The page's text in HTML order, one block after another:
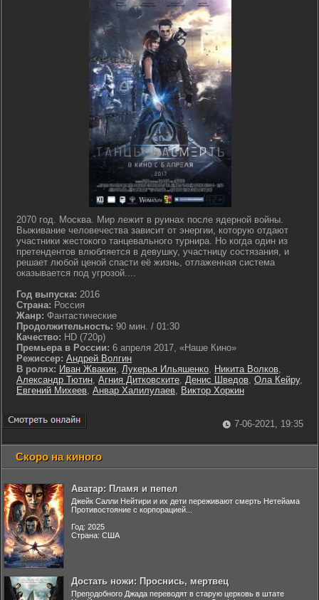
2070 год. Москва. Мир лежит в руинах после ядерной войны.
Выживание человечества зависит от энергии, которую отдают
участники жестокого танцевального турнира. Но когда один из
претендентов влюбляется в девушку, участницу состязания, и
решает любой ценой спасти её жизнь, отлаженная система
оказывается под угрозой....
Год выпуска: 2016
Страна: Россия
Жанр: Фантастические
Продолжительность: 90 мин. / 01:30
Качество: HD (720p)
Премьера в России: 6 апреля 2017, «Наше Кино»
Режиссер: Андрей Волгин
В ролях: Иван Жвакин, Лукерья Ильяшенко, Никита Волков,
Александр Тютин, Агния Дитковските, Денис Шведов, Ола Кейру,
Евгений Михеев, Анвар Халилулаев, Виктор Хоркин
7-06-2021, 19:35
Скоро на киного
Аватар: Пламя и пепел
Джейк Салли Нейтири и их дети переживают смерть Нетейама
Противостояние с корпорацией...
Год: 2025
Страна: США
Достать ножи: Проснись, мертвец
Преподобного Джада переводят в старую церковь в штате